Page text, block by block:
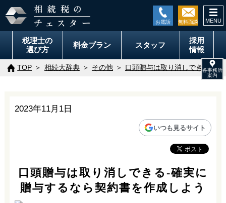
税理士の
選び方
料金プラン スタッフ
採用
情報
TOP 相続大辞典 その他 口頭贈与は取り消しできる-確
2023年11月1日
いつも見るサイト
口頭贈与は取り消しできる-確実に
贈与するなら契約書を作成しよう